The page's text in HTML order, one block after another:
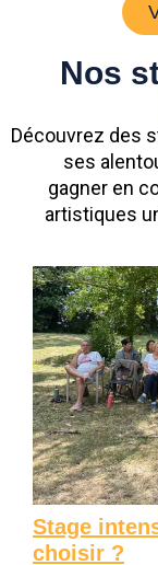
Nos
Découvrez des
ses
gagner en
artistiques
Stage
choisir ?